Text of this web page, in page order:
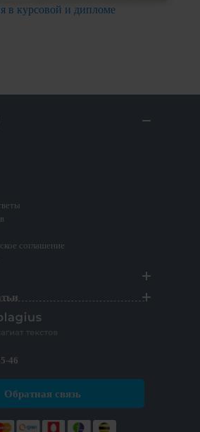
в курсовой и дипломе
46
Обратная связь
соглашение